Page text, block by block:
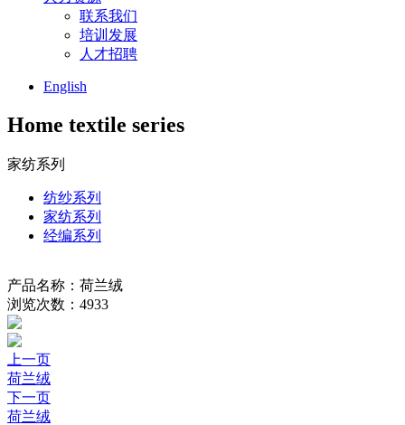
联系我们
培训发展
人才招聘
English
Home textile series
家纺系列
纺纱系列
家纺系列
经编系列
产品名称：荷兰绒
浏览次数：4933
上一页
荷兰绒
下一页
荷兰绒